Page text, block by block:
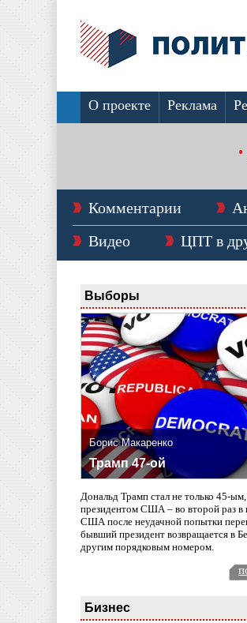
О проекте Реклама
Комментарии
Видео
ЦПТ в
Выборы
Борис Макаренко
Трамп 47-ой
Дональд Трамп стал не только 45-
президентом США – во второй раз в
США после неудачной попытки
бывший президент возвращается в
другим порядковым номером.
Бизнес